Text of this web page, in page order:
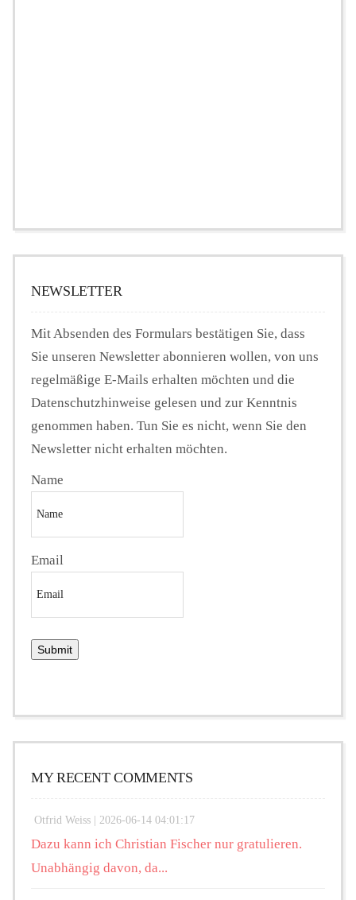
NEWSLETTER
Mit Absenden des Formulars bestätigen Sie, dass
Sie unseren Newsletter abonnieren wollen, von uns
regelmäßige E-Mails erhalten möchten und die
Datenschutzhinweise gelesen und zur Kenntnis
genommen haben. Tun Sie es nicht, wenn Sie den
Newsletter nicht erhalten möchten.
Name
Email
MY RECENT COMMENTS
Otfrid Weiss | 2026-06-14 04:01:17
Dazu kann ich Christian Fischer nur gratulieren.
Unabhängig davon, da...